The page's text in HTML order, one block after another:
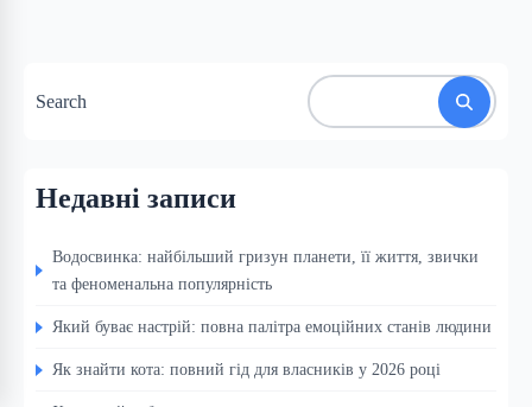
Search
Недавні записи
Водосвинка: найбільший гризун планети, її життя, звички
та феноменальна популярність
Який буває настрій: повна палітра емоційних станів людини
Як знайти кота: повний гід для власників у 2026 році